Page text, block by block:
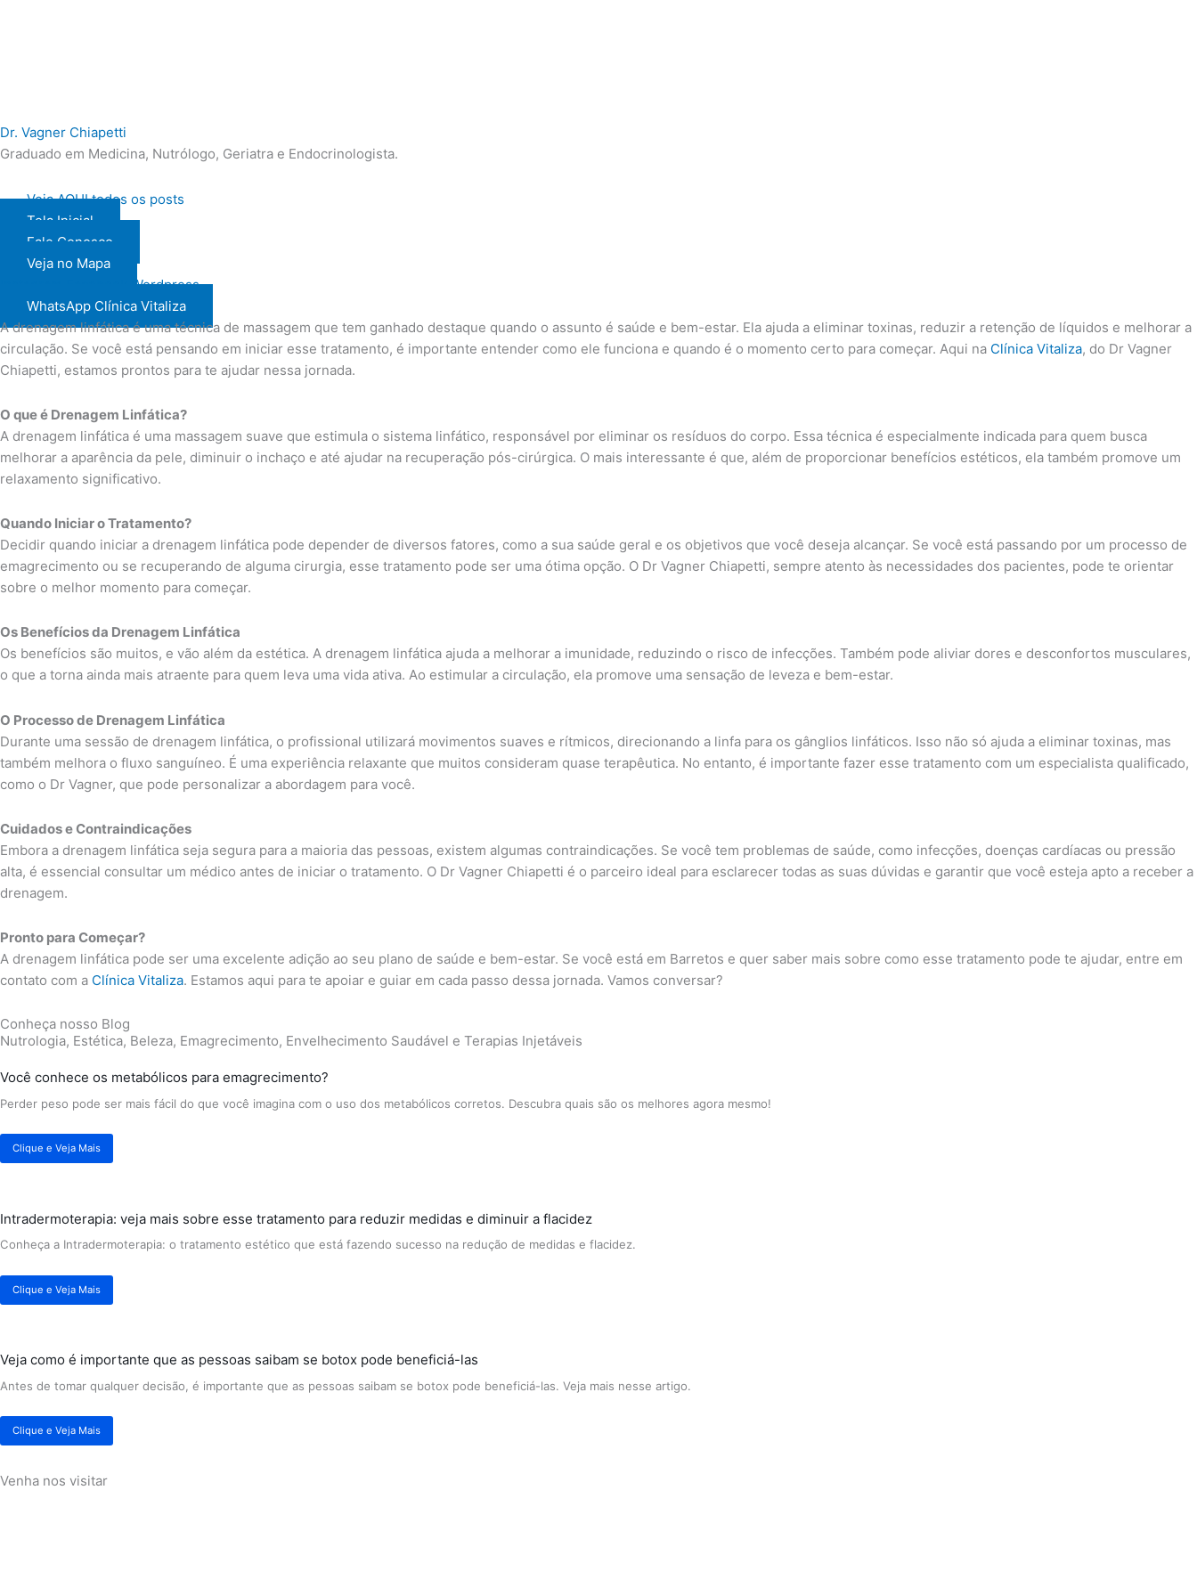
Dr. Vagner Chiapetti
Graduado em Medicina, Nutrólogo, Geriatra e Endocrinologista.
Veja AQUI todos os posts
Tela Inicial
Fale Conosco
Veja no Mapa
Wordpress
WhatsApp Clínica Vitaliza
A drenagem linfática é uma técnica de massagem que tem ganhado destaque quando o assunto é saúde e bem-estar. Ela ajuda a eliminar toxinas, reduzir a retenção de líquidos e melhorar a
circulação. Se você está pensando em iniciar esse tratamento, é importante entender como ele funciona e quando é o momento certo para começar. Aqui na Clínica Vitaliza, do Dr Vagner
Chiapetti, estamos prontos para te ajudar nessa jornada.
O que é Drenagem Linfática?
A drenagem linfática é uma massagem suave que estimula o sistema linfático, responsável por eliminar os resíduos do corpo. Essa técnica é especialmente indicada para quem busca
melhorar a aparência da pele, diminuir o inchaço e até ajudar na recuperação pós-cirúrgica. O mais interessante é que, além de proporcionar benefícios estéticos, ela também promove um
relaxamento significativo.
Quando Iniciar o Tratamento?
Decidir quando iniciar a drenagem linfática pode depender de diversos fatores, como a sua saúde geral e os objetivos que você deseja alcançar. Se você está passando por um processo de
emagrecimento ou se recuperando de alguma cirurgia, esse tratamento pode ser uma ótima opção. O Dr Vagner Chiapetti, sempre atento às necessidades dos pacientes, pode te orientar
sobre o melhor momento para começar.
Os Benefícios da Drenagem Linfática
Os benefícios são muitos, e vão além da estética. A drenagem linfática ajuda a melhorar a imunidade, reduzindo o risco de infecções. Também pode aliviar dores e desconfortos musculares,
o que a torna ainda mais atraente para quem leva uma vida ativa. Ao estimular a circulação, ela promove uma sensação de leveza e bem-estar.
O Processo de Drenagem Linfática
Durante uma sessão de drenagem linfática, o profissional utilizará movimentos suaves e rítmicos, direcionando a linfa para os gânglios linfáticos. Isso não só ajuda a eliminar toxinas, mas
também melhora o fluxo sanguíneo. É uma experiência relaxante que muitos consideram quase terapêutica. No entanto, é importante fazer esse tratamento com um especialista qualificado,
como o Dr Vagner, que pode personalizar a abordagem para você.
Cuidados e Contraindicações
Embora a drenagem linfática seja segura para a maioria das pessoas, existem algumas contraindicações. Se você tem problemas de saúde, como infecções, doenças cardíacas ou pressão
alta, é essencial consultar um médico antes de iniciar o tratamento. O Dr Vagner Chiapetti é o parceiro ideal para esclarecer todas as suas dúvidas e garantir que você esteja apto a receber a
drenagem.
Pronto para Começar?
A drenagem linfática pode ser uma excelente adição ao seu plano de saúde e bem-estar. Se você está em Barretos e quer saber mais sobre como esse tratamento pode te ajudar, entre em
contato com a Clínica Vitaliza. Estamos aqui para te apoiar e guiar em cada passo dessa jornada. Vamos conversar?
Conheça nosso Blog
Nutrologia, Estética, Beleza, Emagrecimento, Envelhecimento Saudável e Terapias Injetáveis
Você conhece os metabólicos para emagrecimento?
Perder peso pode ser mais fácil do que você imagina com o uso dos metabólicos corretos. Descubra quais são os melhores agora mesmo!
Clique e Veja Mais
Intradermoterapia: veja mais sobre esse tratamento para reduzir medidas e diminuir a flacidez
Conheça a Intradermoterapia: o tratamento estético que está fazendo sucesso na redução de medidas e flacidez.
Clique e Veja Mais
Veja como é importante que as pessoas saibam se botox pode beneficiá-las
Antes de tomar qualquer decisão, é importante que as pessoas saibam se botox pode beneficiá-las. Veja mais nesse artigo.
Clique e Veja Mais
Venha nos visitar